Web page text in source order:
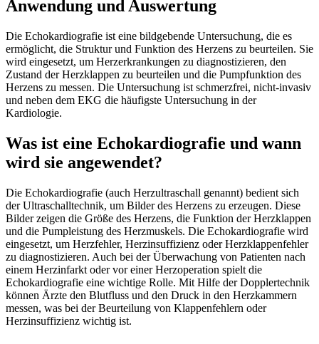
Anwendung und Auswertung
Die Echokardiografie ist eine bildgebende Untersuchung, die es
ermöglicht, die Struktur und Funktion des Herzens zu beurteilen. Sie
wird eingesetzt, um Herzerkrankungen zu diagnostizieren, den
Zustand der Herzklappen zu beurteilen und die Pumpfunktion des
Herzens zu messen. Die Untersuchung ist schmerzfrei, nicht-invasiv
und neben dem EKG die häufigste Untersuchung in der
Kardiologie.
Was ist eine Echokardiografie und wann
wird sie angewendet?
Die Echokardiografie (auch Herzultraschall genannt) bedient sich
der Ultraschalltechnik, um Bilder des Herzens zu erzeugen. Diese
Bilder zeigen die Größe des Herzens, die Funktion der Herzklappen
und die Pumpleistung des Herzmuskels. Die Echokardiografie wird
eingesetzt, um Herzfehler, Herzinsuffizienz oder Herzklappenfehler
zu diagnostizieren. Auch bei der Überwachung von Patienten nach
einem Herzinfarkt oder vor einer Herzoperation spielt die
Echokardiografie eine wichtige Rolle. Mit Hilfe der Dopplertechnik
können Ärzte den Blutfluss und den Druck in den Herzkammern
messen, was bei der Beurteilung von Klappenfehlern oder
Herzinsuffizienz wichtig ist.